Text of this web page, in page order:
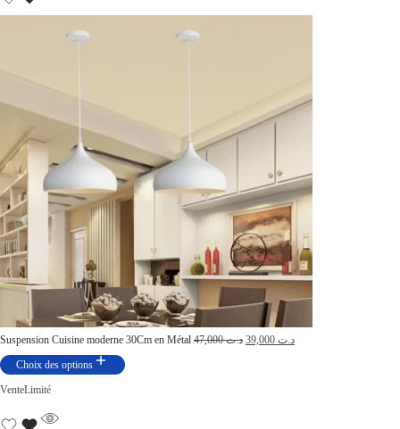
Suspension Cuisine moderne 30Cm en Métal د.ت47,000 د.ت
Choix des options
VenteLimité